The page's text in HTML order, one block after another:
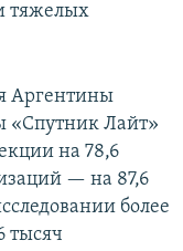
тяжелых
Аргентины
«Спутник Лайт»
на 78,6
— на 87,6
более
тысяч